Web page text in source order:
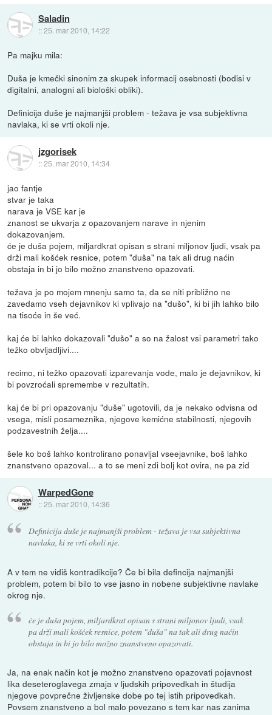
Saladin
::25. mar 2010, 14:22
Pa majku mila:
Duša je kmečki sinonim za skupek informacij osebnosti (bodisi v
digitalni, analogni ali biološki obliki).
Definicija duše je najmanjši problem - težava je vsa subjektivna
navlaka, ki se vrti okoli nje.
jzgorisek
::25. mar 2010, 14:34
jao fantje
stvar je taka
narava je VSE kar je
znanost se ukvarja z opazovanjem narave in njenim
dokazovanjem.
će je duša pojem, miljardkrat opisan s strani miljonov ljudi, vsak pa
drži mali košćek resnice, potem "duša" na tak ali drug naćin
obstaja in bi jo bilo možno znanstveno opazovati.
težava je po mojem mnenju samo ta, da se niti približno ne
zavedamo vseh dejavnikov ki vplivajo na "dušo", ki bi jih lahko bilo
na tisoće in še već.
kaj će bi lahko dokazovali "dušo" a so na žalost vsi parametri tako
težko obvljadljivi....
recimo, ni težko opazovati izparevanja vode, malo je dejavnikov, ki
bi povzroćali spremembe v rezultatih.
kaj će bi pri opazovanju "duše" ugotovili, da je nekako odvisna od
vsega, misli posameznika, njegove kemićne stabilnosti, njegovih
podzavestnih želja....
šele ko boš lahko kontrolirano ponavljal vseejavnike, boš lahko
znanstveno opazoval... a to se meni zdi bolj kot ovira, ne pa zid
WarpedGone
::25. mar 2010, 14:36
Definicija duše je najmanjši problem - težava je vsa subjektivna
navlaka, ki se vrti okoli nje.
A v tem ne vidiš kontradikcije? Če bi bila defincija najmanjši
problem, potem bi bilo to vse jasno in nobene subjektivne navlake
okrog nje.
će je duša pojem, miljardkrat opisan s strani miljonov ljudi, vsak
pa drži mali košćek resnice, potem "duša" na tak ali drug naćin
obstaja in bi jo bilo možno znanstveno opazovati.
Ja, na enak način kot je možno znanstveno opazovati pojavnost
lika deseteroglavega zmaja v ljudskih pripovedkah in študija
njegove povprečne življenske dobe po tej istih pripovedkah.
Povsem znanstveno a bol malo povezano s tem kar nas zanima